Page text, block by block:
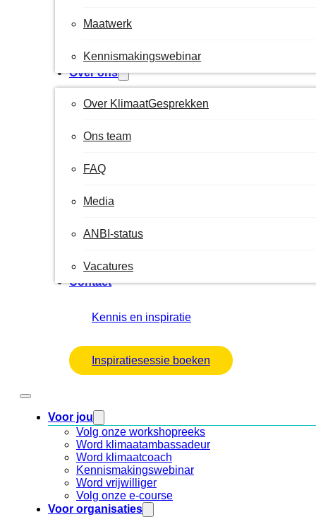
Maatwerk
Kennismakingswebinar
Over ons
Over KlimaatGesprekken
Ons team
FAQ
Media
ANBI-status
Vacatures
Contact
Kennis en inspiratie
Inspiratiesessie boeken
Voor jou
Volg onze workshopreeks
Word klimaatambassadeur
Word klimaatcoach
Kennismakingswebinar
Word vrijwilliger
Volg onze e-course
Voor organisaties